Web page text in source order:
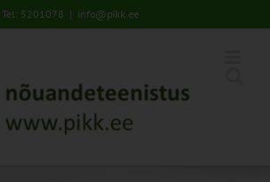
Tel: 5201078 | info@pikk.ee